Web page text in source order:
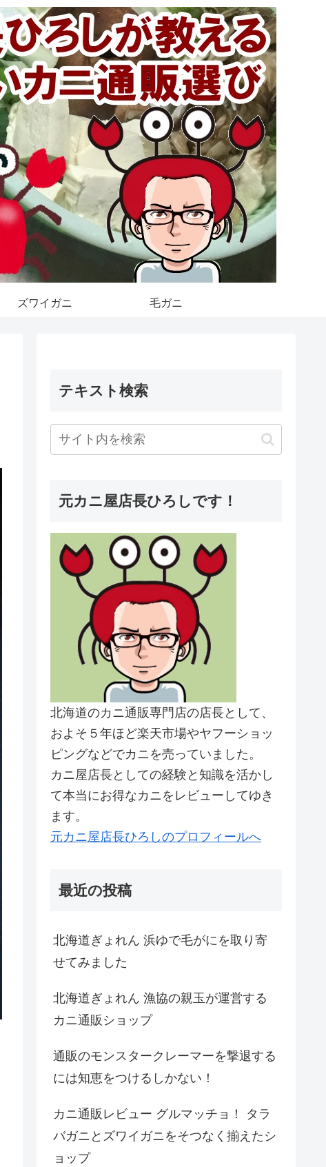
ズワイガニ 毛ガニ
テキスト検索
元カニ屋店長ひろしです！
北海道のカニ通販専門店の店長として、
およそ５年ほど楽天市場やヤフーショッ
ピングなどでカニを売っていました。
カニ屋店長としての経験と知識を活かし
て本当にお得なカニをレビューしてゆき
ます。
元カニ屋店長ひろしのプロフィールへ
最近の投稿
北海道ぎょれん 浜ゆで毛がにを取り寄
せてみました
北海道ぎょれん 漁協の親玉が運営する
カニ通販ショップ
通販のモンスタークレーマーを撃退する
には知恵をつけるしかない！
カニ通販レビュー グルマッチョ！ タラ
バガニとズワイガニをそつなく揃えたシ
ョップ